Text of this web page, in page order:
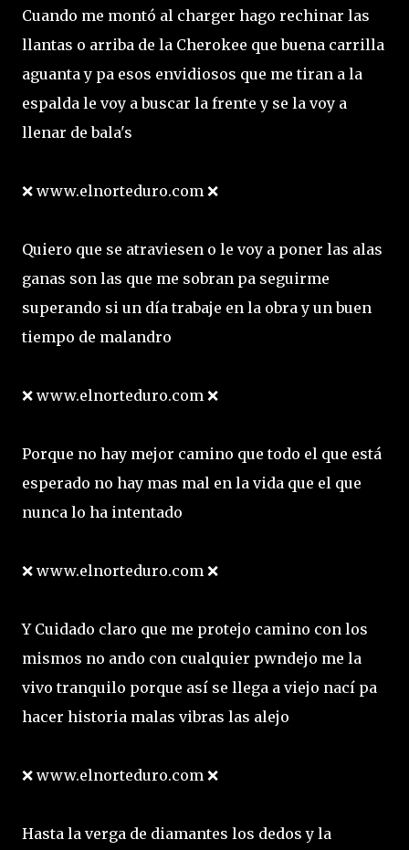
Cuando me montó al charger hago rechinar las
llantas o arriba de la Cherokee que buena carrilla
aguanta y pa esos envidiosos que me tiran a la
espalda le voy a buscar la frente y se la voy a
llenar de bala's
❌ www.elnorteduro.com ❌
Quiero que se atraviesen o le voy a poner las alas
ganas son las que me sobran pa seguirme
superando si un día trabaje en la obra y un buen
tiempo de malandro
❌ www.elnorteduro.com ❌
Porque no hay mejor camino que todo el que está
esperado no hay mas mal en la vida que el que
nunca lo ha intentado
❌ www.elnorteduro.com ❌
Y Cuidado claro que me protejo camino con los
mismos no ando con cualquier pwndejo me la
vivo tranquilo porque así se llega a viejo nací pa
hacer historia malas vibras las alejo
❌ www.elnorteduro.com ❌
Hasta la verga de diamantes los dedos y la